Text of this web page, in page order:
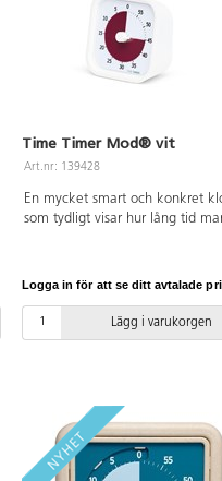
Time Timer Mod® vit
Art.nr: 139428
En mycket smart och konkret
som tydligt visar hur lång tid
t.ex. 30 min, det röda fältet
Inställningsbar 0–60 min. Perfekt
använda i en mindre grupp, vid
på baksidan. Mått: 9x9 cm.
ABS och PC.
Logga in för att se ditt avtalade
Lägg i varukorgen